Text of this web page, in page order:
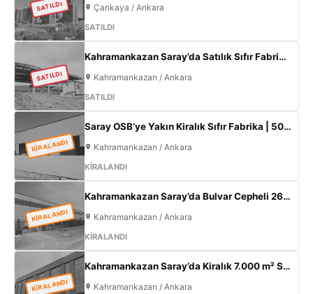
SATILDI Çankaya / Ankara
SATILDI
SATILDI
Kahramankazan Saray’da Satılık Sıfır Fabrika | 11 m Tavan | 200 KW
Kahramankazan / Ankara
SATILDI
KİRALANDI
Saray OSB’ye Yakın Kiralık Sıfır Fabrika | 500 m² Kapalı Alan | 60 kW Elektrik | Müstakil
Kahramankazan / Ankara
KİRALANDI
KİRALANDI
Kahramankazan Saray’da Bulvar Cepheli 2600 m² Kiralık Fabrika | 400 KW Enerji | Ofisli Üretim Tesisi
Kahramankazan / Ankara
KİRALANDI
KİRALANDI
Kahramankazan Saray’da Kiralık 7.000 m² Sıfır Fabrika | 2.000 m² Açık Alan | 300 KW
Kahramankazan / Ankara